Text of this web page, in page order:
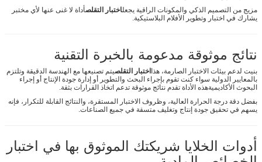
مزيج من التصميم الذكي والمكونات الراقية يجعلاختبار التقلصأداة لا غنى عنها لأي مختبر
يشارك في اختبار وتطوير الأفلام البلاستيكية.
نتائج موثوقة مدعومة بالخبرة التقنية
بنيت لدعم بيئات الاختبار الصارمة، هذااختبار التقلصيتم تصنيعها مع الهندسة الدقيقة وتلتزم
بالمعايير الدولية سواء كنت تقوم بإجراء البحث والتطوير أو إدارة جودة الإنتاج أو إجراء
البحوث الأكاديميةهذه الأداة تقدم نتائج موثوقة تدعم اتخاذ القرارات بثقة.
بفضل دقة درجة الحرارة العالية، وظروف الاختبار المستقرة، والنتائج القابلة للتكرار، فإنه
يسهم في تحقيق جودة إنتاج وتغليف متسقة في جميع الصناعات.
أدوات الخلايا شريكتك الموثوق بها في اختبار